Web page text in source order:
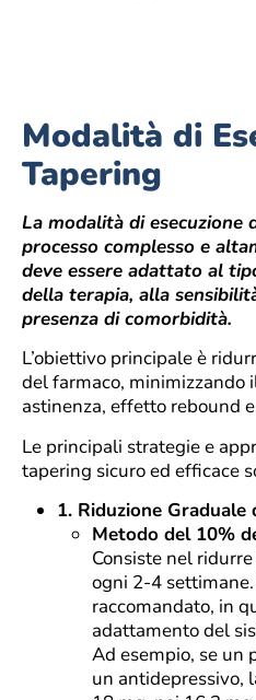
Modalità di
Tapering
La modalità di esecuzione
processo complesso e
deve essere adattato al
della terapia, alla
presenza di comorbidità.
L’obiettivo principale è
del farmaco, minimizzando
astinenza, effetto rebound
Le principali strategie e
tapering sicuro ed efficace
1. Riduzione Graduale
Metodo del 10%
Consiste nel
ogni 2-4
raccomandato, in
adattamento del
Ad esempio, se un
un antidepressivo,